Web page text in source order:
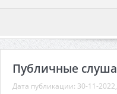
Публичные
Дата публикации: 30-11-